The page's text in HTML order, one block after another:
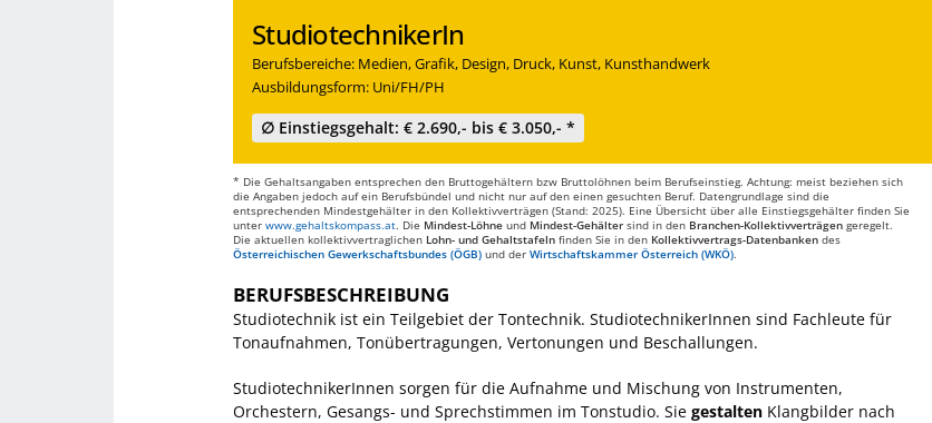
StudiotechnikerIn
Berufsbereiche: Medien, Grafik, Design, Druck, Kunst, Kunsthandwerk
Ausbildungsform: Uni/FH/PH
∅ Einstiegsgehalt: € 2.690,- bis € 3.050,- *
* Die Gehaltsangaben entsprechen den Bruttogehältern bzw Bruttolöhnen beim Berufseinstieg. Achtung: meist beziehen sich
die Angaben jedoch auf ein Berufsbündel und nicht nur auf den einen gesuchten Beruf. Datengrundlage sind die
entsprechenden Mindestgehälter in den Kollektivverträgen (Stand: 2025). Eine Übersicht über alle Einstiegsgehälter finden Sie
unter www.gehaltskompass.at. Die Mindest-Löhne und Mindest-Gehälter sind in den Branchen-Kollektivverträgen geregelt.
Die aktuellen kollektivvertraglichen Lohn- und Gehaltstafeln finden Sie in den Kollektivvertrags-Datenbanken des
Österreichischen Gewerkschaftsbundes (ÖGB) und der Wirtschaftskammer Österreich (WKÖ).
BERUFSBESCHREIBUNG
Studiotechnik ist ein Teilgebiet der Tontechnik. StudiotechnikerInnen sind Fachleute für
Tonaufnahmen, Tonübertragungen, Vertonungen und Beschallungen.
StudiotechnikerInnen sorgen für die Aufnahme und Mischung von Instrumenten,
Orchestern, Gesangs- und Sprechstimmen im Tonstudio. Sie gestalten Klangbilder nach